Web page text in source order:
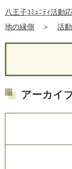
八王子ｺﾐｭﾆﾃｨ活動
地の縁側
＞ 活
アーカイ